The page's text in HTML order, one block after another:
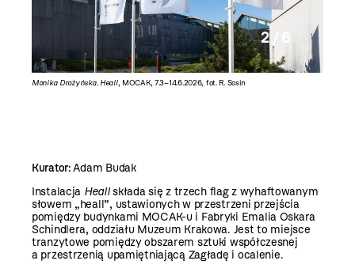
Monika Drożyńska. Heall, MOCAK, 7.3–14.6.2026, fot. R. Sosin
2 / 6
Kurator:Adam Budak
Instalacja Heallskłada się z trzech flag z wyhaftowanym
słowem „heall”, ustawionych w przestrzeni przejścia
pomiędzy budynkami MOCAK-u i Fabryki Emalia Oskara
Schindlera, oddziału Muzeum Krakowa. Jest to miejsce
tranzytowe pomiędzy obszarem sztuki współczesnej
a przestrzenią upamiętniającą Zagładę i ocalenie.